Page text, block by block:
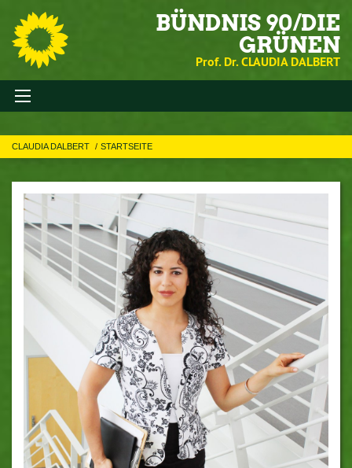
BÜNDNIS 90/DIE
GRÜNEN
Prof. Dr. CLAUDIA DALBERT
CLAUDIA DALBERT STARTSEITE